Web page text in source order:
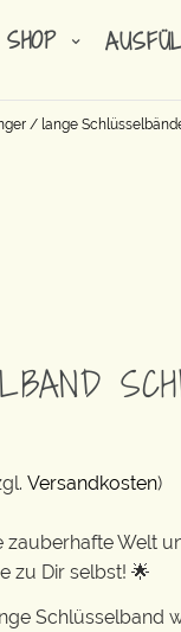
/ lange
Versandkosten)
zauberhafte Welt
zu Dir selbst! 🌟
Schlüsselband